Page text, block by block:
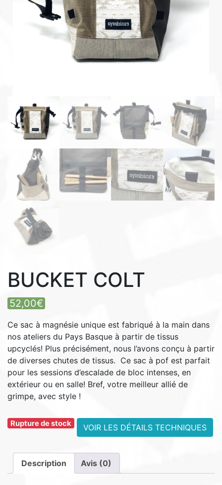
BUCKET COLT
52,00€
Ce sac à magnésie unique est fabriqué à la main dans
nos ateliers du Pays Basque à partir de tissus
upcyclés! Plus précisément, nous l’avons conçu à partir
de diverses chutes de tissus. Ce sac à pof est parfait
pour les sessions d’escalade de bloc intenses, en
extérieur ou en salle! Bref, votre meilleur allié de
grimpe, avec style !
Rupture de stock VOIR LES DÉTAILS TECHNIQUES
Description Avis (0)